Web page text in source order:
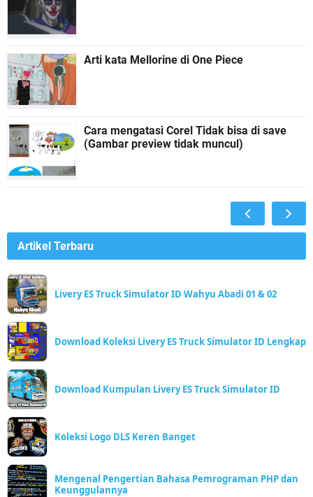
Arti kata Mellorine di One Piece
Cara mengatasi Corel Tidak bisa di save
(Gambar preview tidak muncul)
Artikel Terbaru
Livery ES Truck Simulator ID Wahyu Abadi 01 & 02
Download Koleksi Livery ES Truck Simulator ID Lengkap
Download Kumpulan Livery ES Truck Simulator ID
Koleksi Logo DLS Keren Banget
Mengenal Pengertian Bahasa Pemrograman PHP dan
Keunggulannya